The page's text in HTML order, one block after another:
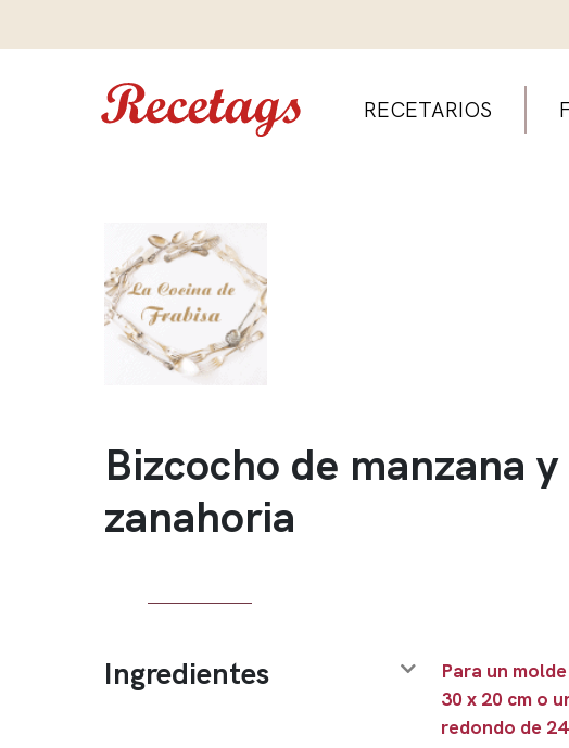
RECETARIOS
Bizcocho de manzana y
zanahoria
Ingredientes
Para un
30 x 20 cm o
redondo de